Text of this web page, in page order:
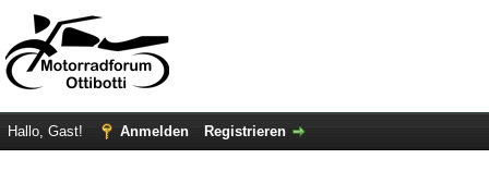
Hallo, Gast! Anmelden Registrieren